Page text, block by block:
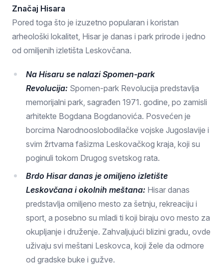
Značaj Hisara
Pored toga što je izuzetno popularan i koristan
arheološki lokalitet, Hisar je danas i park prirode i jedno
od omiljenih izletišta Leskovčana.
Na Hisaru se nalazi Spomen-park
Revolucija: Spomen-park Revolucija predstavlja
memorijalni park, sagrađen 1971. godine, po zamisli
arhitekte Bogdana Bogdanovića. Posvećen je
borcima Narodnooslobodilačke vojske Jugoslavije i
svim žrtvama fašizma Leskovačkog kraja, koji su
poginuli tokom Drugog svetskog rata.
Brdo Hisar danas je omiljeno izletište
Leskovčana i okolnih meštana: Hisar danas
predstavlja omiljeno mesto za šetnju, rekreaciju i
sport, a posebno su mladi ti koji biraju ovo mesto za
okupljanje i druženje. Zahvaljujući blizini gradu, ovde
uživaju svi meštani Leskovca, koji žele da odmore
od gradske buke i gužve.